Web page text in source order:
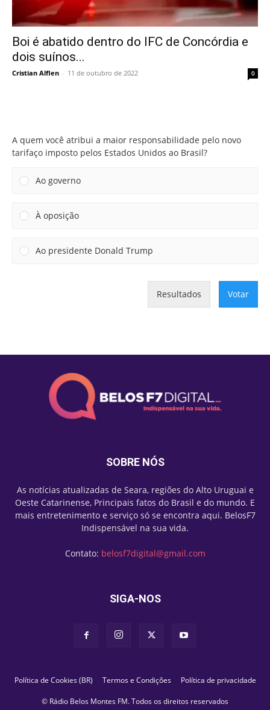
Boi é abatido dentro do IFC de Concórdia e
dois suínos...
Cristian Alflen - 11 de outubro de 2022 0
A quem você atribui a maior responsabilidade pelo novo
tarifaço imposto pelos Estados Unidos ao Brasil?
Ao governo
À oposição
Ao presidente Donald Trump
Resultados Votar
SOBRE NÓS
As notícias atualizadas de Seara, regiões do Alto Uruguai e
Oeste Catarinense, Principais fatos do Brasil e do mundo. E
mais entretenimento e serviço só se encontra aqui. BelosF7
Indispensável na sua vida.
Contato: belosf7digital@gmail.com
SIGA-NOS
Política de Cookies (BR) Termos e Condições Política de privacidade
© Rádio Belos Montes FM. Todos os direitos reservados